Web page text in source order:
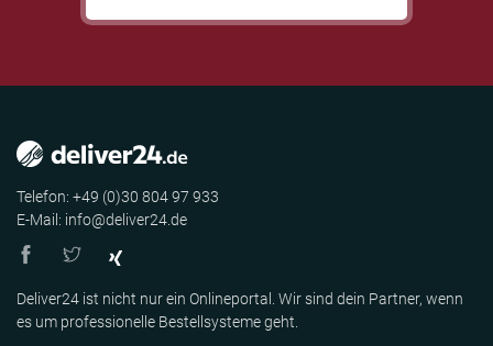
Telefon: +49 (0)30 804 97 933
E-Mail: info@deliver24.de
Deliver24 ist nicht nur ein Onlineportal. Wir sind dein Partner, wenn
es um professionelle Bestellsysteme geht.